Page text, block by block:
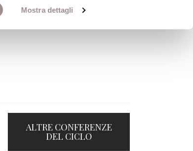
Mostra dettagli
ALTRE CONFERENZE
DEL CICLO